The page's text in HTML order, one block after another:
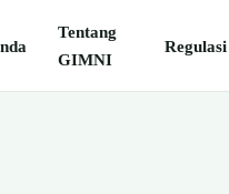
Tentang
GIMNI
Regulasi